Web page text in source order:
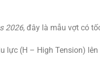
2026, đây là mẫu vợt có
lực (H – High Tension)